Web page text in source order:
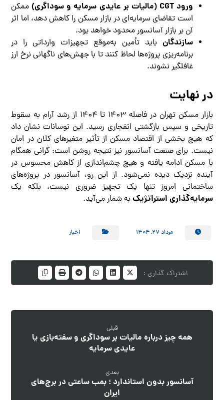
ورودCGT (مالیات بر عایدی سرمایه و سوداگری)ممکن
است تقاضای سرمایه‌ای در بازار مسکن را کاهش دهد، اما اثر
آن بر بازار آسانسور محدود خواهد بود.
سازندگان باید تأمین به‌موقع تجهیزات وارداتی را در
برنامه‌ریزی پروژه‌ها لحاظ کنند تا با جهش‌های ناگهانی نرخ ارز
غافلگیر نشوند.
در نهایت
بازار مسکن تهران در فاصله ۱۴۰۳ تا ۱۴۰۴ از رشد آرام به سقوط
تاریخی و سپس بازگشتی انفجاری رسید. این نوسانات نشان داد
که هیچ بخشی از اقتصاد مسکن از تأثیر متغیرهای کلان در امان
نیست. برای صنعت آسانسور نیز نتیجه روشن است: گرانی همگام
با مسکن ادامه یافته و هیچ چشم‌اندازی از کاهش محسوس در
آینده نزدیک دیده نمی‌شود. از این رو، آسانسور در پروژه‌های
ساختمانی امروز تنها یک تجهیز ضروری نیست، بلکه یک
سرمایه‌گذاری استراتژیک به شمار می‌آید.
مرداد ۲۷, ۱۴۰۴ اخبار
قبلی
همه چیز درباره مالیات بر سوداگری و سفته‌بازی یا
عایدی سرمایه
بعدی
آسانسور بدون استاندارد ؛ بمب ساعتی در برج‌های
ایران